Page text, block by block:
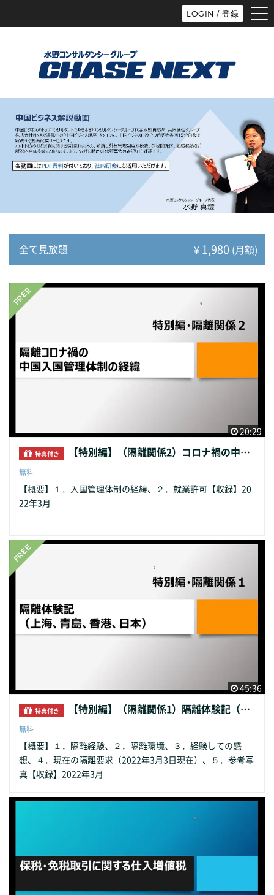
LOGIN / 登録
全て見放題 ¥ 1,980 (月額)
20:29
特典付き 【特別編】（隔離関係2）コロナ禍の中国入国管理体制の経緯
無料
【概要】１．入国管理体制の経緯、２．就業許可【収録】20
22年3月
45:36
特典付き 【特別編】（隔離関係1）隔離体験記（上海、青島、香港、日本）
無料
【概要】１．隔離経験、２．隔離環境、３．経験しての感
想、４．現在の隔離要求（2022年3月3日現在）、５．参考写
真【収録】2022年3月